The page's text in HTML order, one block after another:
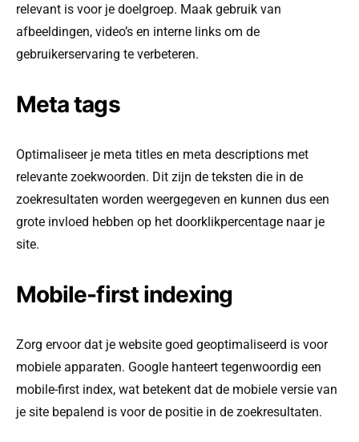
relevant is voor je doelgroep. Maak gebruik van
afbeeldingen, video’s en interne links om de
gebruikerservaring te verbeteren.
Meta tags
Optimaliseer je meta titles en meta descriptions met
relevante zoekwoorden. Dit zijn de teksten die in de
zoekresultaten worden weergegeven en kunnen dus een
grote invloed hebben op het doorklikpercentage naar je
site.
Mobile-first indexing
Zorg ervoor dat je website goed geoptimaliseerd is voor
mobiele apparaten. Google hanteert tegenwoordig een
mobile-first index, wat betekent dat de mobiele versie van
je site bepalend is voor de positie in de zoekresultaten.